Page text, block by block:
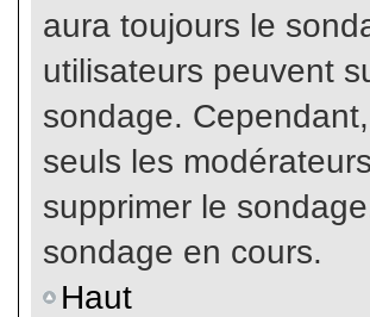
aura toujours le
utilisateurs peuvent
sondage.
seuls les
supprimer le
sondage en cours.
Haut